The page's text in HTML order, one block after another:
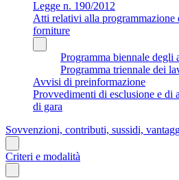
Legge n. 190/2012
Atti relativi alla programmazione
forniture
Programma biennale degli
Programma triennale dei
Avvisi di preinformazione
Provvedimenti di esclusione e di
di gara
Sovvenzioni, contributi, sussidi,
Criteri e modalità